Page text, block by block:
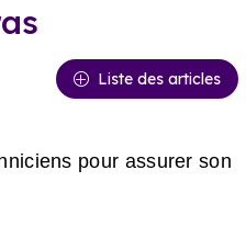
Liste des articles
pour assurer son